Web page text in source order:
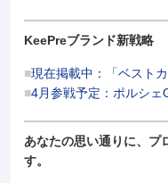
KeePreブランド新戦略
現在掲載中：「ベスト
4月参戦予定：ポルシェ
あなたの思い通りに、プ
す。